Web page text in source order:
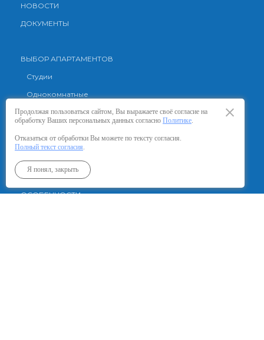
НОВОСТИ
ДОКУМЕНТЫ
ВЫБОР АПАРТАМЕНТОВ
Студии
Однокомнатные
Двухкомнатные
КАК КУПИТЬ
Ипотека
ОСОБЕННОСТИ
Продолжая пользоваться сайтом, Вы выражаете своё согласие на
обработку Ваших персональных данных согласно Политике.
Отказаться от обработки Вы можете по тексту согласия.
Полный текст согласия.
Я понял, закрыть